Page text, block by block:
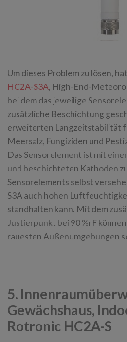
Um dieses Problem zu lösen,
HC2A-S3A, High-End-
bei dem das jeweilige
zusätzliche Beschichtung
erweiterten Langzeitstabilität
Meersalz, Fungiziden und
Das Sensorelement ist mit
und beschichteten Kathoden
Sensorelements selbst
S3A auch hohen
standhalten kann. Mit dem
Justierpunkt bei 90 %rF
rauesten Außenumgebungen
5.
Gewächshaus,
Rotronic HC2A-S